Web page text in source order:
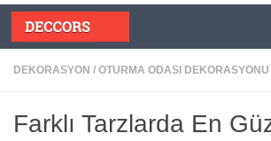
Skip to content
DEKORASYON / OTURMA ODASI DEKORASYONU
Farklı Tarzlarda En